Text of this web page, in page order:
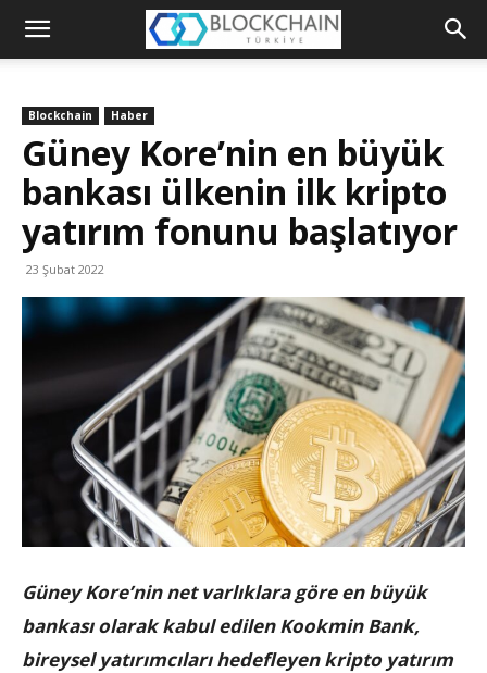
Blockchain
Platformu
Blockchain Haber
Güney Kore’nin en büyük
bankası ülkenin ilk kripto
yatırım fonunu başlatıyor
23 Şubat 2022
Güney Kore’nin net varlıklara göre en büyük
bankası olarak kabul edilen Kookmin Bank,
bireysel yatırımcıları hedefleyen kripto yatırım